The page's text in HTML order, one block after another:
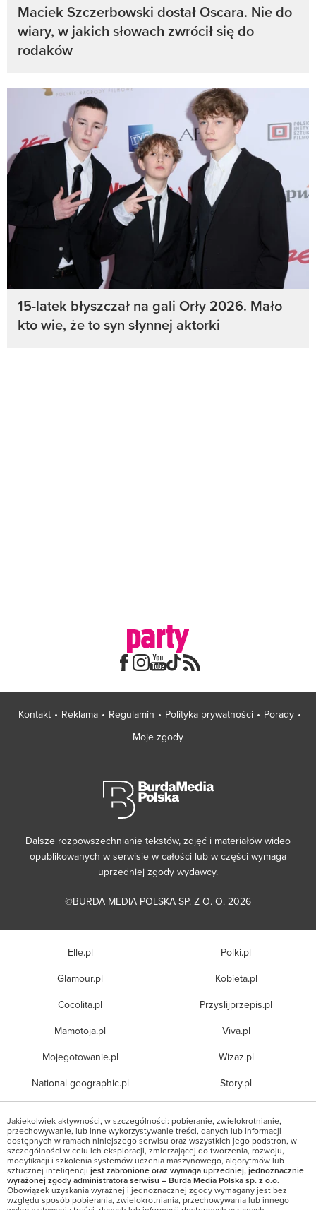
Maciek Szczerbowski dostał Oscara. Nie do
wiary, w jakich słowach zwrócił się do
rodaków
15-latek błyszczał na gali Orły 2026. Mało
kto wie, że to syn słynnej aktorki
Kontakt Reklama Regulamin Polityka prywatności
Porady
Moje zgody
Dalsze rozpowszechnianie tekstów, zdjęć i materiałów wideo
opublikowanych w serwisie w całości lub w części wymaga
uprzedniej zgody wydawcy.
©BURDA MEDIA POLSKA SP. Z O. O. 2026
Elle.pl
Glamour.pl
Cocolita.pl
Mamotoja.pl
Mojegotowanie.pl
National-geographic.pl
Polki.pl
Kobieta.pl
Przyslijprzepis.pl
Viva.pl
Wizaz.pl
Story.pl
Jakiekolwiek aktywności, w szczególności: pobieranie, zwielokrotnianie,
przechowywanie, lub inne wykorzystywanie treści, danych lub informacji
dostępnych w ramach niniejszego serwisu oraz wszystkich jego podstron, w
szczególności w celu ich eksploracji, zmierzającej do tworzenia, rozwoju,
modyfikacji i szkolenia systemów uczenia maszynowego, algorytmów lub
sztucznej inteligencji jest zabronione oraz wymaga uprzedniej, jednoznacznie
wyrażonej zgody administratora serwisu – Burda Media Polska sp. z o.o.
Obowiązek uzyskania wyraźnej i jednoznacznej zgody wymagany jest bez
względu sposób pobierania, zwielokrotniania, przechowywania lub innego